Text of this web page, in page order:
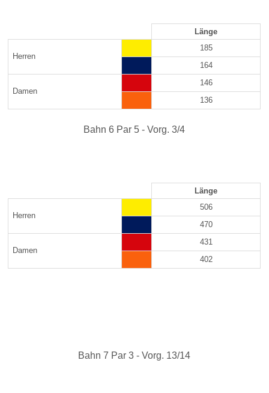
Länge
Herren
185
164
Damen
146
136
Bahn 6 Par 5 - Vorg. 3/4
Länge
Herren
506
470
Damen
431
402
Bahn 7 Par 3 - Vorg. 13/14